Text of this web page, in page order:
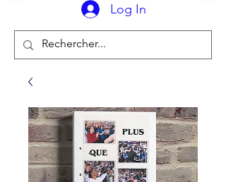
Log In